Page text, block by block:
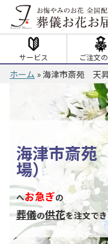
サービス ご注文
ホーム »海津市斎苑 天昇
海津市斎
場）
へお急ぎの
葬儀の供花を注文で